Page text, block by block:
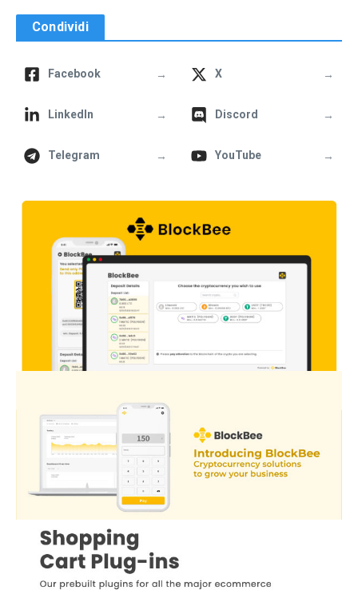
Condividi
Facebook → X →
LinkedIn → Discord →
Telegram → YouTube →